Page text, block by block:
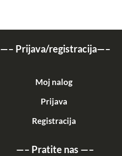
—– Prijava/registracija—–
Moj nalog
Prijava
Registracija
—– Pratite nas —–